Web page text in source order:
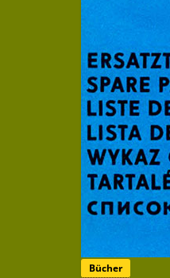
Bücher